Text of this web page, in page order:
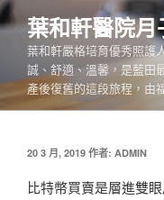
跳
至
內
葉和軒醫院月
葉和軒嚴格培育優秀照護
誠、舒適、溫馨，是藍田
產後復舊的這段旅程，由
發
於
20 3 月, 2019 作者: ADMIN
比特幣買賣是層進雙